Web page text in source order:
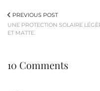
PREVIOUS POST
UNE PROTECTION SOLAIRE
ET MATTE.
10 Comments